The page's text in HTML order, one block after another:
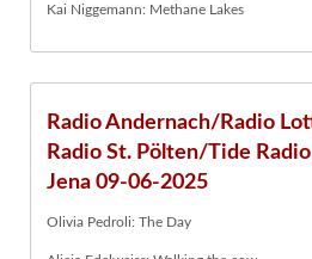
Kai Niggemann: Methane Lakes
Radio Andernach/Radio
Radio St. Pölten/Tide
Jena 09-06-2025
Olivia Pedroli: The Day